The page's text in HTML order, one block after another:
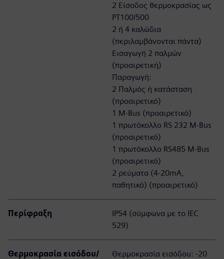
2 Είσοδος θερμοκρασίας ως
PT100/500
2 ή 4 καλώδια
(περιλαμβάνονται πάντα)
Εισαγωγή 2 παλμών
(προαιρετική)
Παραγωγή:
2 Παλμός ή κατάσταση
(προαιρετικό)
1 M-Bus (προαιρετικό)
1 πρωτόκολλο RS 232 M-Bus
(προαιρετικό)
1 πρωτόκολλο RS485 M-Bus
(προαιρετικό)
2 ρεύματα (4-20mA,
παθητικό) (προαιρετικό)
Περίφραξη
IP54 (σύμφωνα με το IEC
529)
Θερμοκρασία εισόδου/
Θερμοκρασία εισόδου: -20